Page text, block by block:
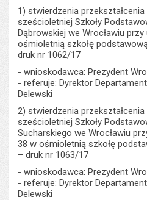
1) stwierdzenia
sześcioletniej Szkoły
Dąbrowskiej we Wrocławiu
ośmioletnią szkołę
druk nr 1062/17
- wnioskodawca: Prezydent
- referuje: Dyrektor
Delewski
2) stwierdzenia
sześcioletniej Szkoły
Sucharskiego we Wrocławiu
38 w ośmioletnią szkołę
– druk nr 1063/17
- wnioskodawca: Prezydent
- referuje: Dyrektor
Delewski